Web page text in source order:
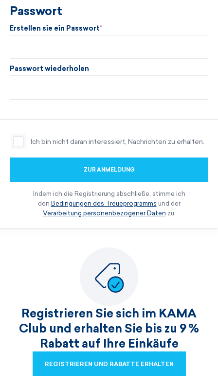
Passwort
Erstellen sie ein Passwort
Passwort wiederholen
Ich bin nicht daran interessiert, Nachrichten zu erhalten.
ZUR ANMELDUNG
Indem ich die Registrierung abschließe, stimme ich
den Bedingungen des Treueprogramms und der
Verarbeitung personenbezogener Daten zu.
Registrieren Sie sich im KAMA
Club und erhalten Sie bis zu 9 %
Rabatt auf Ihre Einkäufe
REGISTRIEREN UND RABATTE ERHALTEN